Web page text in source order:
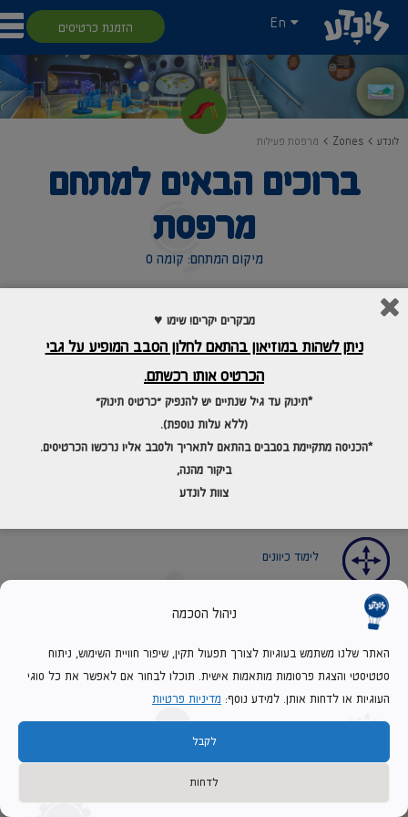
ניהול הסכמה
האתר שלנו משתמש בעוגיות לצורך תפעול תקין, שיפור חוויית השימוש, ניתוח
סטטיסטי והצגת פרסומות מותאמות אישית. תוכלו לבחור אם לאפשר את כל סוגי
העוגיות או לדחות אותן. למידע נוסף: מדיניות פרטיות
לקבל
לדחות
En הזמנת כרטיסים
לונדע Zones מרפסת פעילות
ברוכים הבאים למתחם
מרפסת
מיקום המתחם: קומה 0
מטרת המרחב הילדים מתחרים בארבעת משחקי "הגבעות האלקטרוניות" השונים
במטרה לנצח כיחיד או כקבוצה
מיומנויות
פיתוח חשיבה יצירתית
עידוד משוב ושיפור ביצועים
לימוד כיוונים
פיתוח אסטרטגיות לפתרון בעיות
שיתוף פעולה ועבודת צוות
מבקרים יקרים! שימו ♥
ניתן לשהות במוזיאון בהתאם לחלון הסבב המופיע על גבי
הכרטיס אותו רכשתם.
*תינוק עד גיל שנתיים יש להנפיק "כרטיס תינוק"
(ללא עלות נוספת).
*הכניסה מתקיימת בסבבים בהתאם לתאריךולסבב אליו נרכשו הכרטיסים.
ביקור מהנה,
צוות לונדע